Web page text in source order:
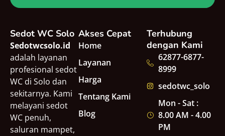
Sedot WC Solo
Sedotwcsolo.id
adalah layanan
profesional sedot
WC di Solo dan
sekitarnya. Kami
melayani sedot
WC penuh,
saluran mampet,
Akses Cepat
Home
Layanan
Harga
Tentang Kami
Blog
Terhubung
dengan Kami
62877-6877-
8999
sedotwc_solo
Mon - Sat :
8.00 AM - 4.00
PM